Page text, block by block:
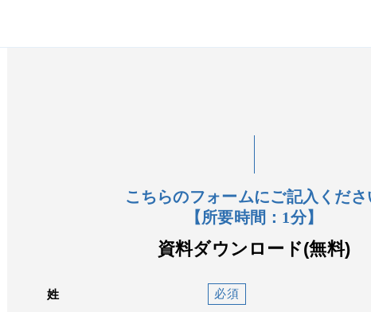
こちらのフォームにご記入くださ
【所要時間：1分】
資料ダウンロード(無料)
姓